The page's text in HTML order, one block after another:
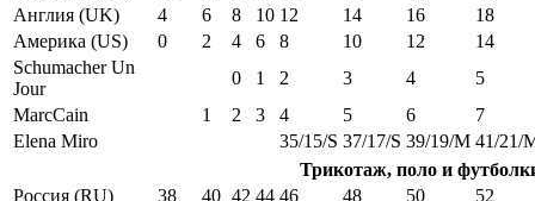
Англия (UK)
4 6 8 10 12 14 16
18
Америка (US)
0 2 4 6 8 10 12
14
Schumacher Un
Jour
0 1 2 3 4
5
MarcCain
1 2 3 4 5 6
7
Elena Miro
35/15/S 37/17/S 39/19/M 41/21/
Трикотаж, поло и
Россия (RU)
38 40 42 44 46 48 50
52